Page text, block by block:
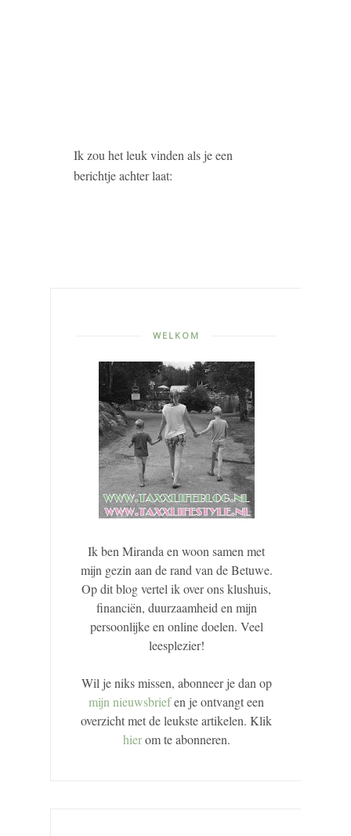
Ik zou het leuk vinden als je een
berichtje achter laat:
WELKOM
Ik ben Miranda en woon samen met
mijn gezin aan de rand van de Betuwe.
Op dit blog vertel ik over ons klushuis,
financiën, duurzaamheid en mijn
persoonlijke en online doelen. Veel
leesplezier!
Wil je niks missen, abonneer je dan op
mijn nieuwsbriefen je ontvangt een
overzicht met de leukste artikelen. Klik
hierom te abonneren.